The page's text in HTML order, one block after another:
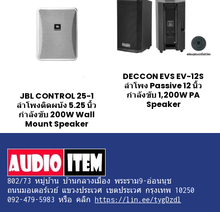
JBL CONTROL 25-1
ลำโพงติดผนัง 5.25 นิ้ว
กำลังขับ 200W Wall
Mount Speaker
DECCON EVS EV-12S
ลำโพง Passive 12 นิ้ว
กำลังขับ 1,200W PA
Speaker
802/73 หมู่บ้าน บ้านกลางเมือง พระราม9-อ่อนนุช
ถนนมอเตอร์เวย์ แขวงประเวศ เขตประเวศ กรุงเทพ 10250
092-479-5983 หรือ คลิก https://lin.ee/tygDzdl